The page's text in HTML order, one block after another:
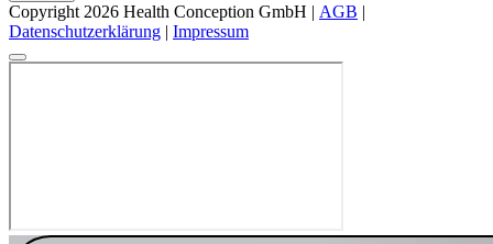
Copyright 2026 Health Conception GmbH | AGB |
Datenschutzerklärung | Impressum